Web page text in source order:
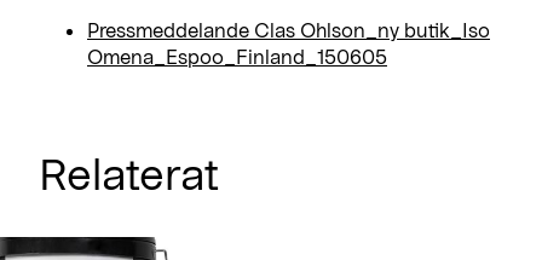
Pressmeddelande Clas Ohlson_ny butik_Iso
Omena_Espoo_Finland_150605
Relaterat